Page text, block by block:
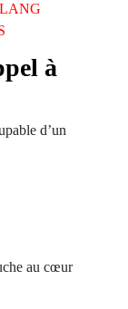
LANG
à
d’un
au cœur